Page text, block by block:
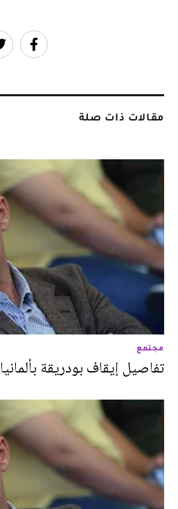
مقالات ذات صلة
مجتمع
تفاصيل إيقاف بودريقة بألمانيا